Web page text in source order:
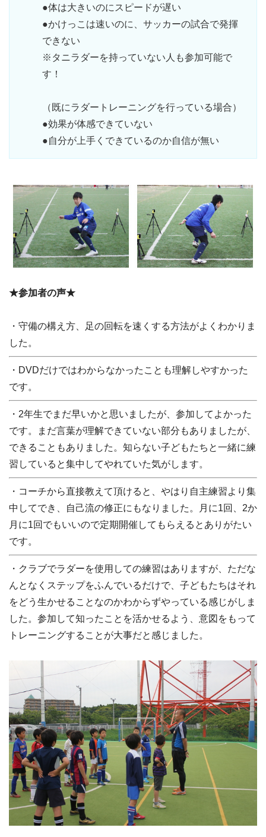
●体は大きいのにスピードが遅い
●かけっこは速いのに、サッカーの試合で発揮
できない
※タニラダーを持っていない人も参加可能で
す！
（既にラダートレーニングを行っている場合）
●効果が体感できていない
●自分が上手くできているのか自信が無い
★参加者の声★
・守備の構え方、足の回転を速くする方法がよくわかりま
した。
・DVDだけではわからなかったことも理解しやすかった
です。
・2年生でまだ早いかと思いましたが、参加してよかった
です。まだ言葉が理解できていない部分もありましたが、
できることもありました。知らない子どもたちと一緒に練
習していると集中してやれていた気がします。
・コーチから直接教えて頂けると、やはり自主練習より集
中してでき、自己流の修正にもなりました。月に1回、2か
月に1回でもいいので定期開催してもらえるとありがたい
です。
・クラブでラダーを使用しての練習はありますが、ただな
んとなくステップをふんでいるだけで、子どもたちはそれ
をどう生かせることなのかわからずやっている感じがしま
した。参加して知ったことを活かせるよう、意図をもって
トレーニングすることが大事だと感じました。